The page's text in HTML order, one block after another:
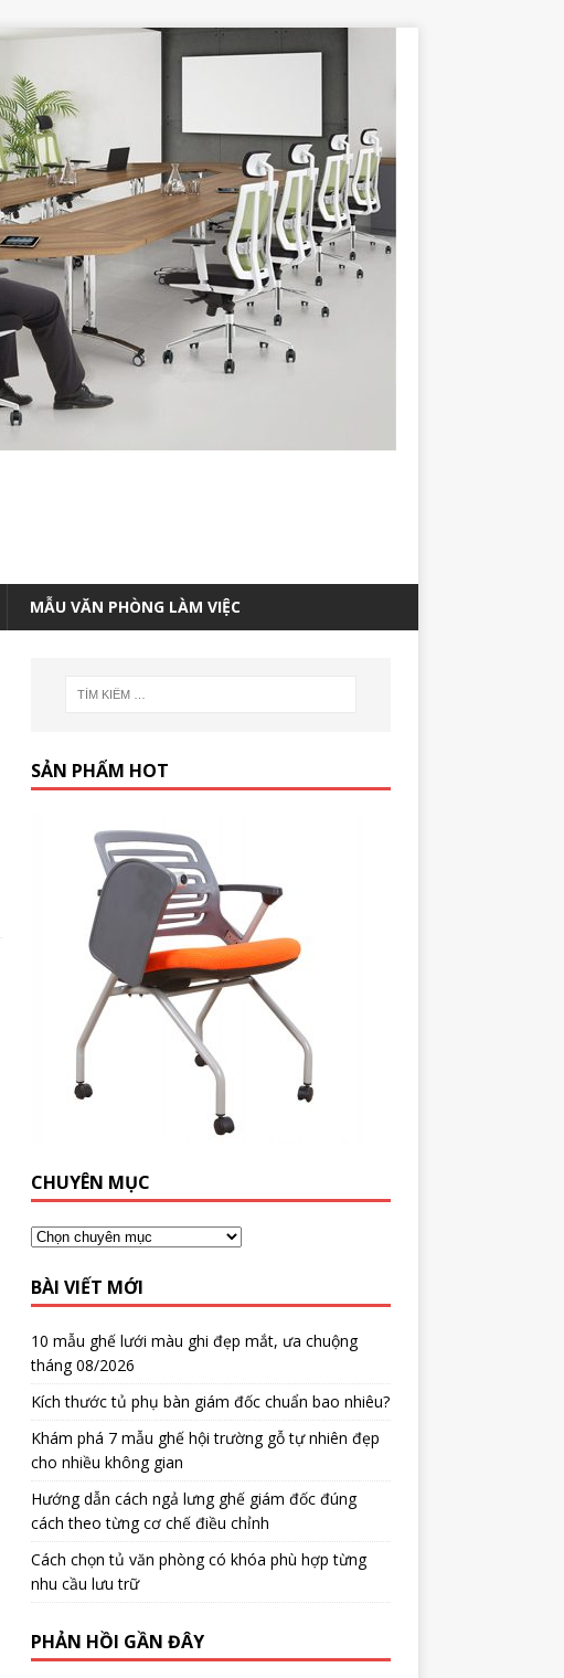
MẪU VĂN PHÒNG LÀM VIỆC
SẢN PHẨM HOT
CHUYÊN MỤC
BÀI VIẾT MỚI
10 mẫu ghế lưới màu ghi đẹp mắt, ưa chuộng
tháng 08/2026
Kích thước tủ phụ bàn giám đốc chuẩn bao nhiêu?
Khám phá 7 mẫu ghế hội trường gỗ tự nhiên đẹp
cho nhiều không gian
Hướng dẫn cách ngả lưng ghế giám đốc đúng
cách theo từng cơ chế điều chỉnh
Cách chọn tủ văn phòng có khóa phù hợp từng
nhu cầu lưu trữ
PHẢN HỒI GẦN ĐÂY